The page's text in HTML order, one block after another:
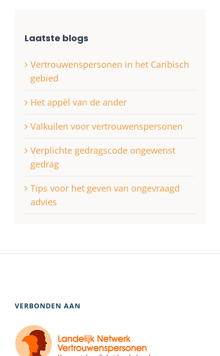
Laatste blogs
Vertrouwenspersonen in het Caribisch
gebied
Het appèl van de ander
Valkuilen voor vertrouwenspersonen
Verplichte gedragscode ongewenst
gedrag
Tips voor het geven van ongevraagd
advies
VERBONDEN AAN